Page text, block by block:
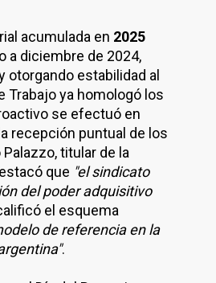
acumulada en 2025
a diciembre de 2024,
otorgando estabilidad al
Trabajo ya homologó los
se efectuó en
recepción puntual de los
titular de la
que "el sindicato
del poder adquisitivo
el esquema
de referencia en la
.